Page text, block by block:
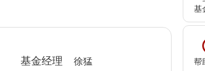
基
帮
基金经理 徐猛